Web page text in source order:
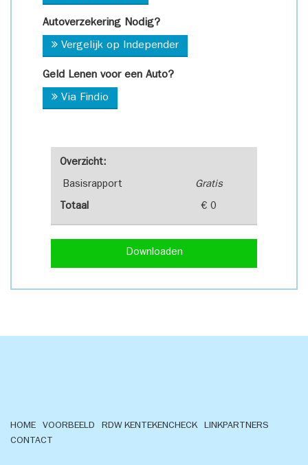
Overzicht:
Basisrapport Gratis
Totaal € 0
Downloaden
Autoverzekering Nodig?
Vergelijk op Independer
Geld Lenen voor een Auto?
Via Findio
HOME VOORBEELD RDW KENTEKENCHECK
LINKPARTNERS
CONTACT